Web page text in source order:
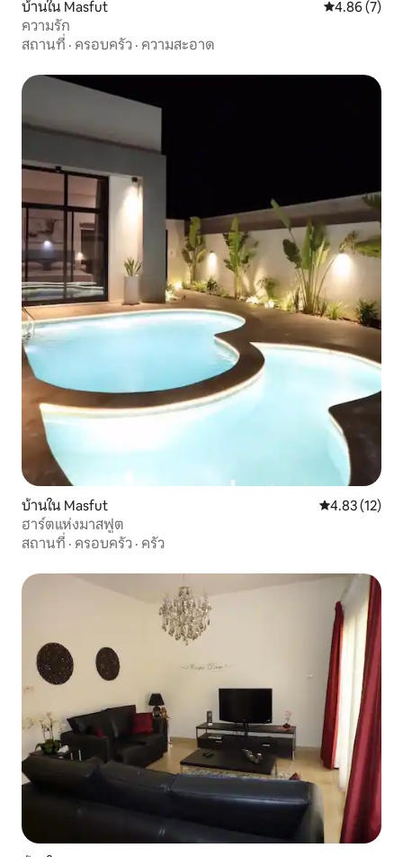
บ้านใน Masfut คะแนนเฉลี่ย
4.86 (7)
ความรัก
สถานที่ · ครอบครัว · ความสะอาด
บ้านใน Masfut คะแนนเฉลี่ย
4.83 (12)
ฮาร์ตแห่งมาสฟูต
สถานที่ · ครอบครัว · ครัว